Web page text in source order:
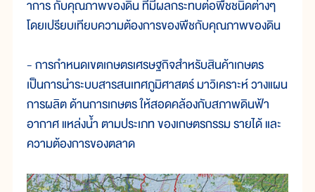
าการ กับคุณภาพของดิน ที่มีผลกระทบต่อพืชชนิดต่างๆ
โดยเปรียบเทียบความต้องการของพืชกับคุณภาพของดิน
- การกำหนดเขตเกษตรเศรษฐกิจสำหรับสินค้าเกษตร
เป็นการนำระบบสารสนเทศภูมิศาสตร์ มาวิเคราะห์ วางแผน
การผลิต ด้านการเกษตร ให้สอดคล้องกับสภาพดินฟ้า
อากาศ แหล่งน้ำ ตามประเภท ของเกษตรกรรม รายได้ และ
ความต้องการของตลาด